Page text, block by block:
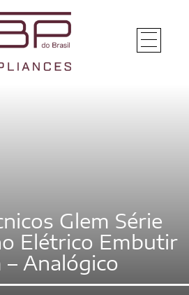
Glem Série
Elétrico Embutir
– Analógico